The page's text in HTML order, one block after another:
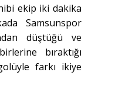
ekip iki dakika
Samsunspor
düştüğü ve
bıraktığı
farkı ikiye